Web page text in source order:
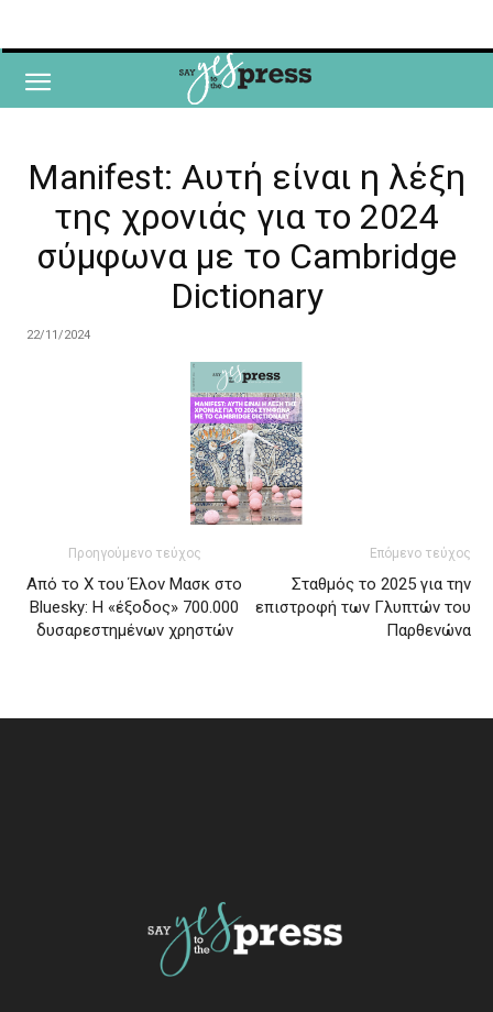
Manifest: Αυτή είναι η λέξη
της χρονιάς για το 2024
σύμφωνα με το Cambridge
Dictionary
22/11/2024
Προηγούμενο τεύχος
Από το X του Έλον Μασκ στο
Bluesky: H «έξοδος» 700.000
δυσαρεστημένων χρηστών
Επόμενο τεύχος
Σταθμός το 2025 για την
επιστροφή των Γλυπτών του
Παρθενώνα